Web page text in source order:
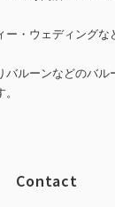
ー・ウェディングな
バルーンなどのバル
Contact